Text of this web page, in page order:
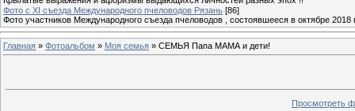
Фото с XI съезда Международного пчеловодов Рязань [86]
Фото участников Международного съезда пчеловодов , состоявшееся в октябре 2018
Главная » Фотоальбом » Моя семья » СЕМЬЯ Папа МАМА и дети!
Просмотреть